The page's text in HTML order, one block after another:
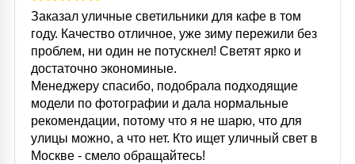
Заказал уличные светильники для кафе в том
году. Качество отличное, уже зиму пережили без
проблем, ни один не потускнел! Светят ярко и
достаточно экономиные.
Менеджеру спасибо, подобрала подходящие
модели по фотографии и дала нормальные
рекомендации, потому что я не шарю, что для
улицы можно, а что нет. Кто ищет уличный свет в
Москве - смело обращайтесь!